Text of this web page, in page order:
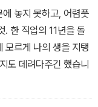
터들의 인생을 지탱하
과 버티게 한 것은 무
업인들의 유쾌하고 유
놓지 못하고, 어렴풋
. 한 직업의 11년을 돌
모르게 나의 생을 지탱
도 데려다주긴 했습니